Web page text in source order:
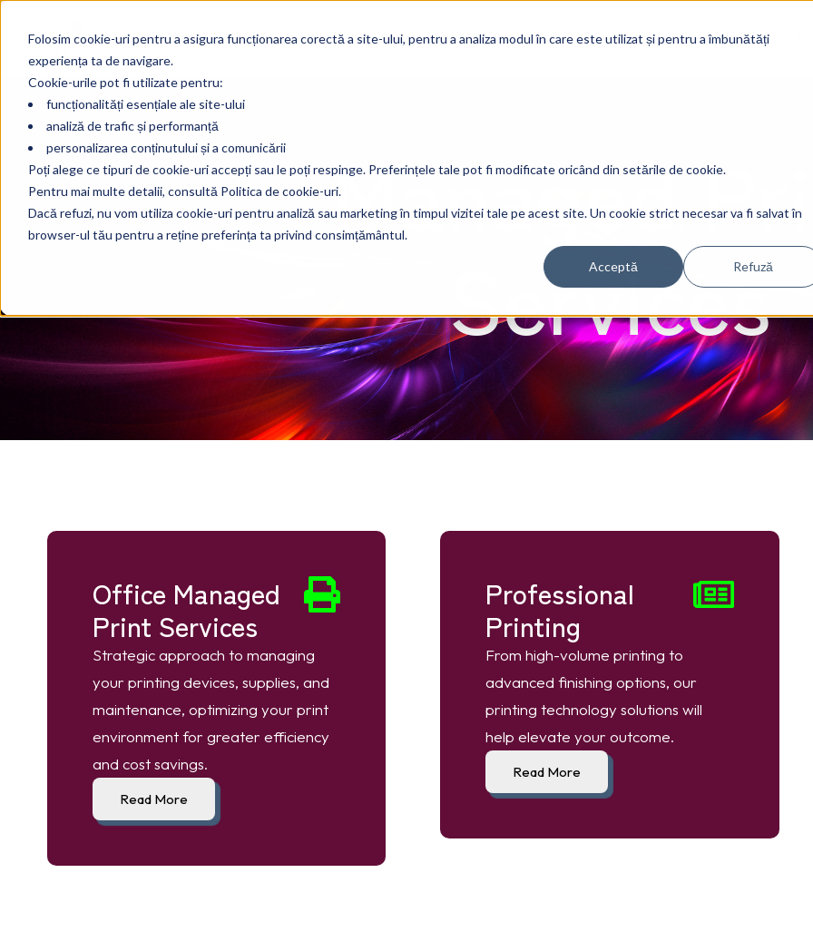
Folosim cookie-uri pentru a asigura funcționarea corectă a site-ului, pentru a analiza modul în care este utilizat și pentru a îmbunătăți
experiența ta de navigare.
Cookie-urile pot fi utilizate pentru:
funcționalități esențiale ale site-ului
analiză de trafic și performanță
personalizarea conținutului și a comunicării
Poți alege ce tipuri de cookie-uri accepți sau le poți respinge. Preferințele tale pot fi modificate oricând din setările de cookie.
Pentru mai multe detalii, consultă Politica de cookie-uri.
Dacă refuzi, nu vom utiliza cookie-uri pentru analiză sau marketing în timpul vizitei tale pe acest site. Un cookie strict necesar va fi salvat în
browser-ul tău pentru a reține preferința ta privind consimțământul.
Acceptă Refuză
Managed
Services
Office Managed
Print Services
Strategic approach to managing
your printing devices, supplies, and
maintenance, optimizing your print
environment for greater efficiency
and cost savings.
Read More
Professional
Printing
From high-volume printing to
advanced finishing options, our
printing technology solutions will
help elevate your outcome.
Read More